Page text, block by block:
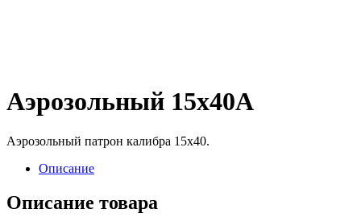
Аэрозольный 15х40А
Аэрозольный патрон калибра 15х40.
Описание
Описание товара